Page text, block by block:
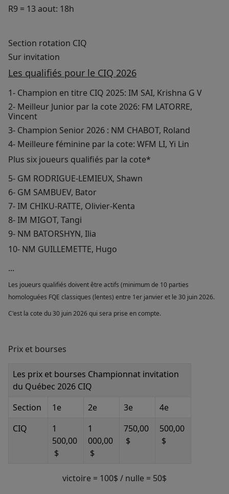
R9 = 13 aout: 18h
Section rotation CIQ
Sur invitation
Les qualifiés pour le CIQ 2026
1- Champion en titre CIQ 2025: IM SAI, Krishna G V
2- Meilleur Junior par la cote 2026: FM LATORRE,
Vincent
3- Champion Senior 2026 : NM CHABOT, Roland
4- Meilleure féminine par la cote: WFM LI, Yi Lin
Plus six joueurs qualifiés par la cote*
5- GM RODRIGUE-LEMIEUX, Shawn
6- GM SAMBUEV, Bator
7- IM CHIKU-RATTE, Olivier-Kenta
8- IM MIGOT, Tangi
9- NM BATORSHYN, Ilia
10- NM GUILLEMETTE, Hugo
...
Les joueurs qualifiés doivent être actifs (minimum de 10 parties
homologuées FQE classiques (lentes) entre 1er janvier et le 30 juin 2026.
C'est la cote du 30 juin 2026 qui sera prise en compte.
Prix et bourses
Les prix et bourses Championnat invitation
du Québec 2026 CIQ
Section
1e 2e 3e
4e
CIQ
1
500,00
$
1
000,00
$
750,00
$
500,00
$
victoire = 100$ / nulle = 50$